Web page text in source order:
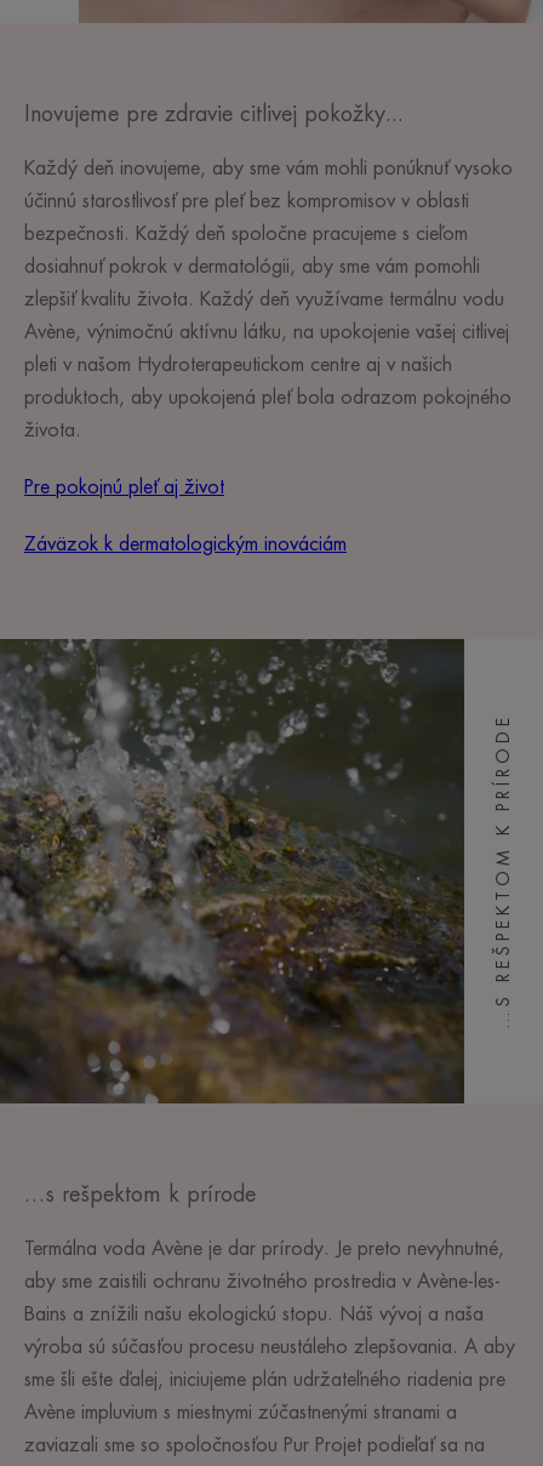
Inovujeme pre zdravie citlivej pokožky...
Každý deň inovujeme, aby sme vám mohli ponúknuť vysoko
účinnú starostlivosť pre pleť bez kompromisov v oblasti
bezpečnosti. Každý deň spoločne pracujeme s cieľom
dosiahnuť pokrok v dermatológii, aby sme vám pomohli
zlepšiť kvalitu života. Každý deň využívame termálnu vodu
Avène, výnimočnú aktívnu látku, na upokojenie vašej citlivej
pleti v našom Hydroterapeutickom centre aj v našich
produktoch, aby upokojená pleť bola odrazom pokojného
života.
Pre pokojnú pleť aj život
Záväzok k dermatologickým inováciám
…s rešpektom k prírode
Termálna voda Avène je dar prírody. Je preto nevyhnutné,
aby sme zaistili ochranu životného prostredia v Avène-les-
Bains a znížili našu ekologickú stopu. Náš vývoj a naša
výroba sú súčasťou procesu neustáleho zlepšovania. A aby
sme šli ešte ďalej, iniciujeme plán udržateľného riadenia pre
Avène impluvium s miestnymi zúčastnenými stranami a
zaviazali sme so spoločnosťou Pur Projet podieľať sa na
…S REŠPEKTOM K PRÍRODE